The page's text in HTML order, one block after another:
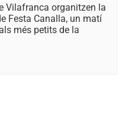
Vilafranca organitzen la
Festa Canalla, un matí
més petits de la